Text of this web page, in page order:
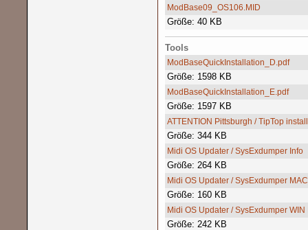
ModBase09_OS106.MID
Größe: 40 KB
Tools
ModBaseQuickInstallation_D.pdf
Größe: 1598 KB
ModBaseQuickInstallation_E.pdf
Größe: 1597 KB
ATTENTION Pittsburgh / TipTop
Größe: 344 KB
Midi OS Updater / SysExdumper Info
Größe: 264 KB
Midi OS Updater / SysExdumper MAC
Größe: 160 KB
Midi OS Updater / SysExdumper WIN
Größe: 242 KB